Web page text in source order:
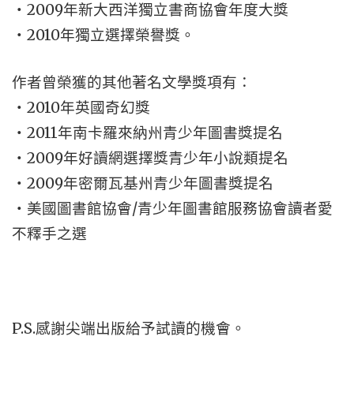
‧ 2009年新大西洋獨立書商協會年度大獎
‧ 2010年獨立選擇榮譽獎。
作者曾榮獲的其他著名文學獎項有：
‧ 2010年英國奇幻獎
‧ 2011年南卡羅來納州青少年圖書獎提名
‧ 2009年好讀網選擇獎青少年小說類提名
‧ 2009年密爾瓦基州青少年圖書獎提名
‧美國圖書館協會/青少年圖書館服務協會讀者愛
不釋手之選
P.S.感謝尖端出版給予試讀的機會。